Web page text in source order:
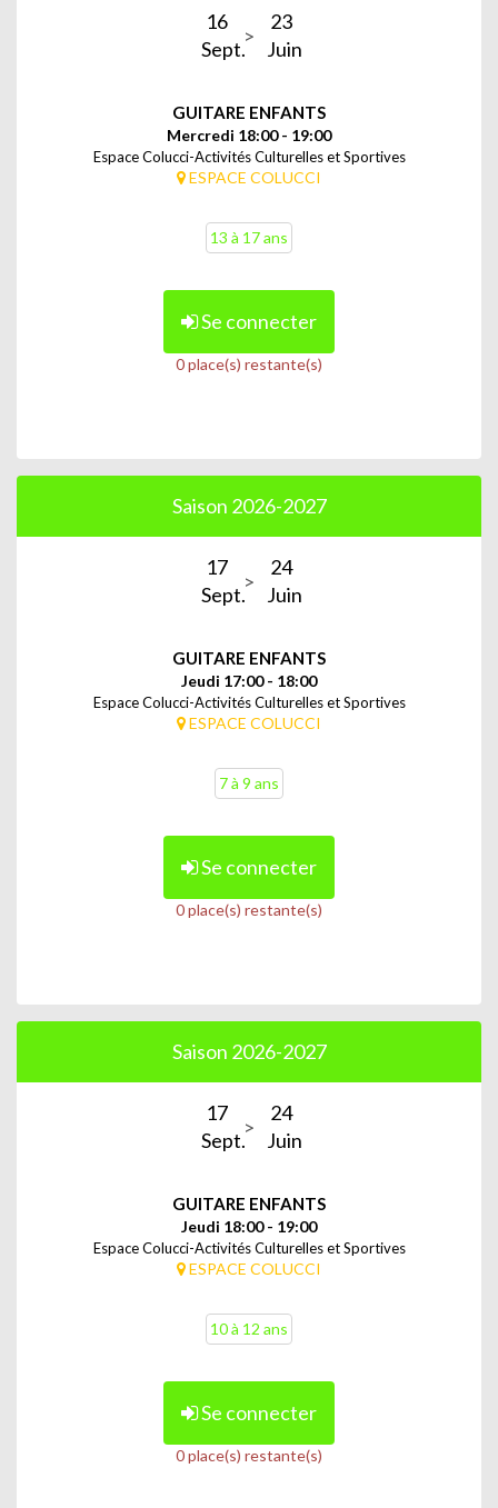
16
Sept.
23
Juin
GUITARE ENFANTS
Mercredi 18:00 - 19:00
Espace Colucci-Activités Culturelles et Sportives
ESPACE COLUCCI
13 à 17 ans
Se connecter
0 place(s) restante(s)
Saison 2026-2027
17
Sept.
24
Juin
GUITARE ENFANTS
Jeudi 17:00 - 18:00
Espace Colucci-Activités Culturelles et Sportives
ESPACE COLUCCI
7 à 9 ans
Se connecter
0 place(s) restante(s)
Saison 2026-2027
17
Sept.
24
Juin
GUITARE ENFANTS
Jeudi 18:00 - 19:00
Espace Colucci-Activités Culturelles et Sportives
ESPACE COLUCCI
10 à 12 ans
Se connecter
0 place(s) restante(s)